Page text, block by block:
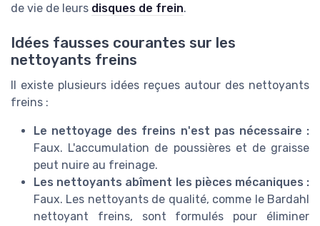
de vie de leurs disques de frein.
Idées fausses courantes sur les
nettoyants freins
Il existe plusieurs idées reçues autour des nettoyants
freins :
Le nettoyage des freins n'est pas nécessaire :
Faux. L'accumulation de poussières et de graisse
peut nuire au freinage.
Les nettoyants abîment les pièces mécaniques :
Faux. Les nettoyants de qualité, comme le Bardahl
nettoyant freins, sont formulés pour éliminer